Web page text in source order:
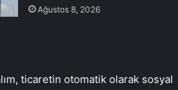
Ağustos 8, 2026
ticaretin otomatik olarak sosyal